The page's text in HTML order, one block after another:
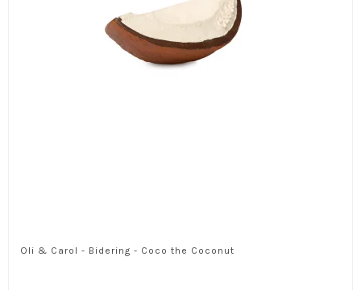
Oli & Carol - Bidering - Coco the Coconut